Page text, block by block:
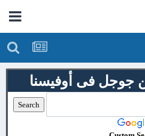
فى أوفيسنا